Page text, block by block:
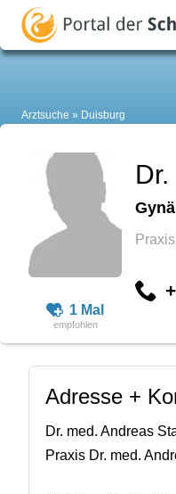
Arztsuche Duisburg
1 Mal
Adresse +
Dr. med. Andreas
Praxis Dr. med.